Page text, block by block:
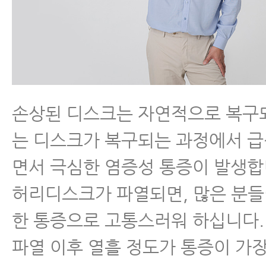
- 허리에 좋은 음식, 허리디스크·
식 찾으신다구요? 이 음식을 꼭
- 추간판탈출증, 협착증 주사나 시
- 허리디스크치료, 근육을 꼭 치료
- 허리디스크치료가 끝난 후 자가
- 허리디스크파열 회복 단계와 단
- 허리디스크는 어떻게 척추협착
까? 전조증상과 진행을 막는 방법
손상된 디스크는 자연적으로 복구
는 디스크가 복구되는 과정에서
면서 극심한 염증성 통증이 발생
허리디스크가 파열되면, 많은 분
한 통증으로 고통스러워 하십니다
파열 이후 열흘 정도가 통증이 가